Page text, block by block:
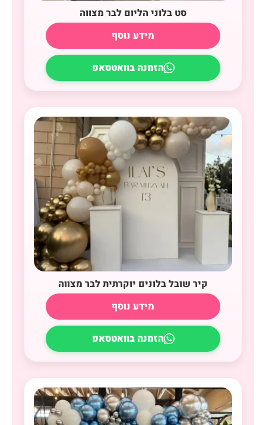
סט בלוני הליום לבר מצווה
מידע נוסף
הזמנה בוואטסאפ
קיר שובל בלונים יוקרתית לבר מצווה
מידע נוסף
הזמנה בוואטסאפ